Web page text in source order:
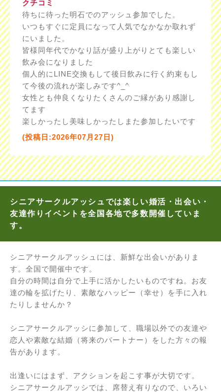
クチコミ
待ちに待った明石でのアッシュ参加でした。
いつもすぐに定員になって人気でなかなか取れず
にいました。
皆様同年代でかなり話が盛り上がりとても楽しい
飲み会になりました
個人的にLINE交換もして後日飲みに行く約束もし
て今後の流れが楽しみです^_^
女性とも仲良くなりたくさんのご縁があり感謝し
てます
楽しかったし美味しかったしまた参加したいです
(投稿日:2026年07月27日)
シニアサークルアッシュでは楽しい婚活・出会い・
友達作りイベントを全国各地で多数開催していま
す。
シニアサークルアッシュには、新鮮な出会いがありま
す。全国で開催中です。
自分の時間は自分で上手に活かしたいものですね。お友
達の輪を拡げたり、素敵なハッピー（幸せ）を手に入れ
たりしませんか？
シニアサークルアッシに参加して、職場以外での友達や
恋人や素敵な結婚（将来のパートナー）をした方々の報
告があります。
出逢いにはまず、アクションを起こす事が大切です。
シニアサークルアッシでは、席替え有りなので、いろい